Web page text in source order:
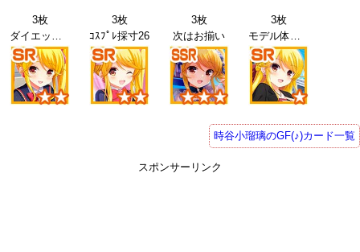
3枚
ダイエット26
3枚
ｺｽﾌﾟﾚ採寸26
3枚
次はお揃い
3枚
モデル体験26
時谷小瑠璃のGF(♪)カード一覧
スポンサーリンク